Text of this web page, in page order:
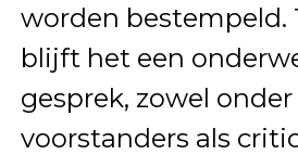
worden bestempeld.
blijft het een
gesprek, zowel onder
voorstanders als